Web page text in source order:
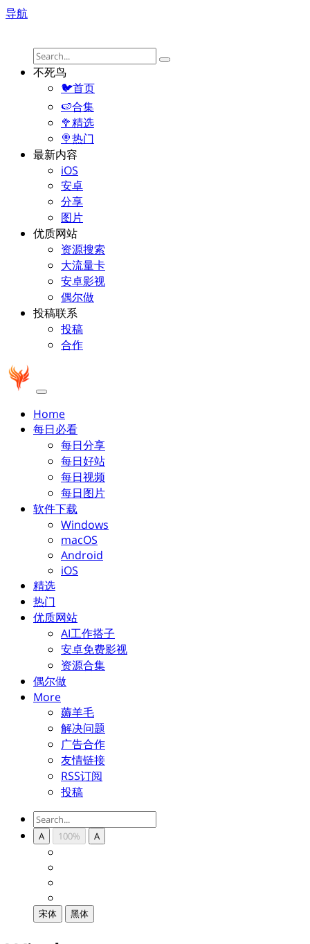
导航
不死鸟
🐦首页
🍉合集
🥦精选
🍭热门
最新内容
iOS
安卓
分享
图片
优质网站
资源搜索
大流量卡
安卓影视
偶尔做
投稿联系
投稿
合作
Home
每日必看
每日分享
每日好站
每日视频
每日图片
软件下载
Windows
macOS
Android
iOS
精选
热门
优质网站
AI工作搭子
安卓免费影视
资源合集
偶尔做
More
薅羊毛
解决问题
广告合作
友情链接
RSS订阅
投稿
A 100% A
宋体 黑体